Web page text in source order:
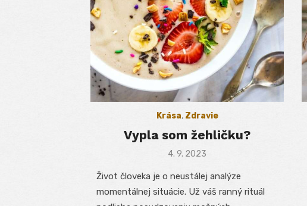
Krása, Zdravie
Vypla som žehličku?
Posted
4. 9. 2023
Život človeka je o neustálej analýze
momentálnej situácie. Už váš ranný rituál